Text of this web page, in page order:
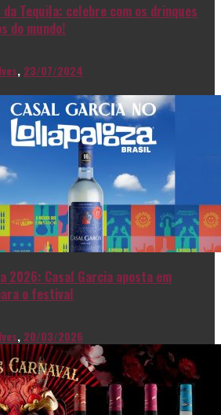
da Tequila: celebre com os drinques
do mundo!
, 23/07/2024
2026: Casal Garcia aposta em
o festival
, 20/03/2026